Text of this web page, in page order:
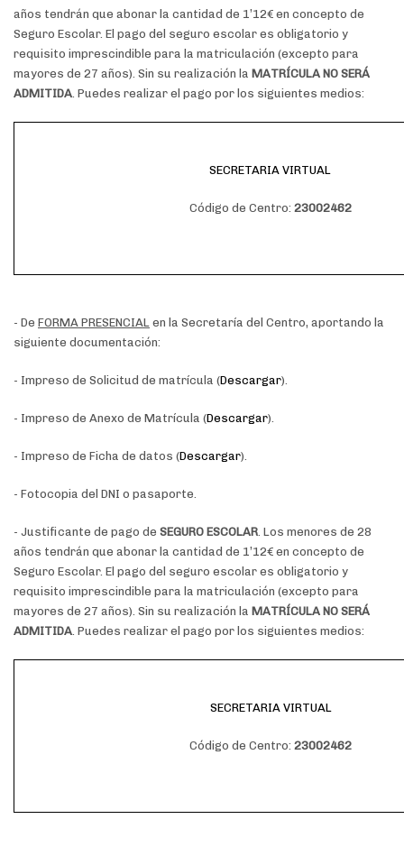
años tendrán que abonar la cantidad de 1’12€ en concepto de
Seguro Escolar. El pago del seguro escolar es obligatorio y
requisito imprescindible para la matriculación (excepto para
mayores de 27 años). Sin su realización la MATRÍCULA NO SERÁ
ADMITIDA . Puedes realizar el pago por los siguientes medios:
SECRETARIA VIRTUAL
Código de Centro: 23002462
- De FORMA PRESENCIAL en la Secretaría del Centro, aportando la
siguiente documentación:
- Impreso de Solicitud de matrícula (Descargar).
- Impreso de Anexo de Matrícula (Descargar).
- Impreso de Ficha de datos (Descargar).
- Fotocopia del DNI o pasaporte.
- Justificante de pago de SEGURO ESCOLAR . Los menores de 28
años tendrán que abonar la cantidad de 1’12€ en concepto de
Seguro Escolar. El pago del seguro escolar es obligatorio y
requisito imprescindible para la matriculación (excepto para
mayores de 27 años). Sin su realización la MATRÍCULA NO SERÁ
ADMITIDA . Puedes realizar el pago por los siguientes medios:
SECRETARIA VIRTUAL
Código de Centro: 23002462